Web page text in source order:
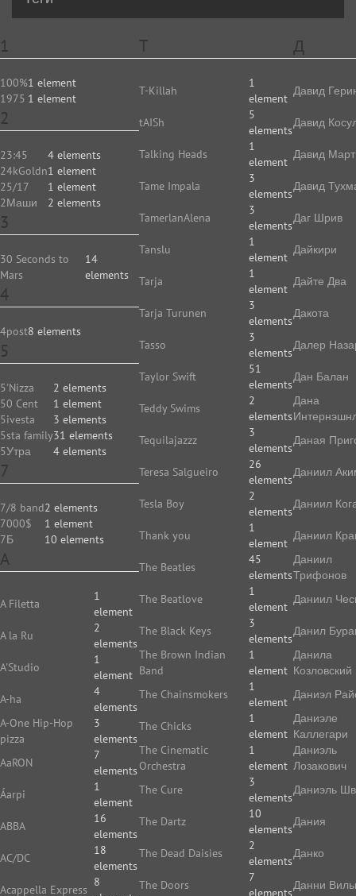
1
100%1 element
1975 1 element
2
23:45
4 elements
24kGoldn1 element
25/17
1 element
2Маши
2 elements
3
30 Seconds to
Mars
14
elements
4
4post8 elements
5
5'Nizza
2 elements
50 Cent
1 element
5ivesta
3 elements
5sta family31 elements
5Утра
4 elements
7
7/8 band2 elements
7000$
1 element
7Б
10 elements
A
A Filetta
1
element
A la Ru
2
elements
A'Studio
1
element
A-ha
4
elements
A-One Hip-Hop
pizza
3
elements
AaRON
7
elements
Áarpi
1
element
ABBA
16
elements
AC/DC
18
elements
Acappella Express
8
T
T-Killah
1
element
tAISh
5
elements
Talking Heads
1
element
Tame Impala
3
elements
TamerlanAlena
3
elements
Tanslu
1
element
Tarja
1
element
Tarja Turunen
3
elements
Tasso
3
elements
Taylor Swift
51
elements
Teddy Swims
2
elements
Tequilajazzz
3
elements
Teresa Salgueiro
26
elements
Tesla Boy
2
elements
Thank you
1
element
The Beatles
45
elements
The Beatlove
1
element
The Black Keys
3
elements
The Brown Indian
Band
1
element
The Chainsmokers
1
element
The Chicks
1
element
The Cinematic
Orchestra
1
element
The Cure
3
elements
The Dartz
10
elements
The Dead Daisies
2
elements
The Doors
7
elements
Д
Давид
Давид
Давид
Давид
Даг Шрив
Дайкири
Дайте Два
Дакота
Далер
Дан Балан
Дана
Даная
Даниил
Даниил
Даниил
Даниил
Трифонов
Даниил
Данил
Данила
Козловский
Даниэл
Даниэле
Каллегари
Даниэль
Лозакович
Даниэль
Дания
Данко
Данни